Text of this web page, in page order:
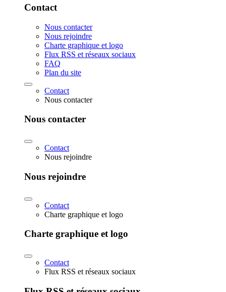
Contact
Nous contacter
Nous rejoindre
Charte graphique et logo
Flux RSS et réseaux sociaux
FAQ
Plan du site
Contact
Nous contacter
Nous contacter
Contact
Nous rejoindre
Nous rejoindre
Contact
Charte graphique et logo
Charte graphique et logo
Contact
Flux RSS et réseaux sociaux